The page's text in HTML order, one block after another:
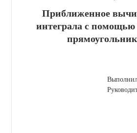
Приближенное
интеграла с помощью